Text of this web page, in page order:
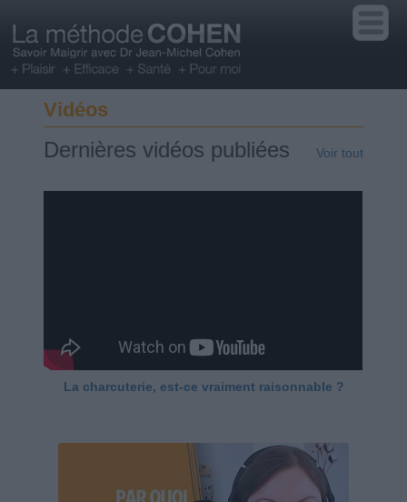
Vidéos
Dernières vidéos publiées Voir tout
La charcuterie, est-ce vraiment raisonnable ?